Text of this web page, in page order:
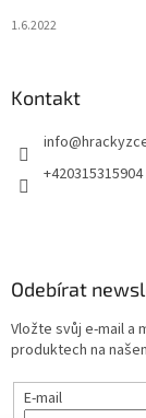
1.6.2022
Kontakt
info@
+420315315904
Odebírat
Vložte svůj e-mail a
produktech na
E-mail